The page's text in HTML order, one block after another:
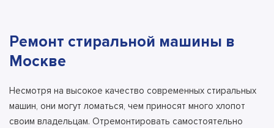
Ремонт стиральной машины в
Москве
Несмотря на высокое качество современных стиральных
машин, они могут ломаться, чем приносят много хлопот
своим владельцам. Отремонтировать самостоятельно